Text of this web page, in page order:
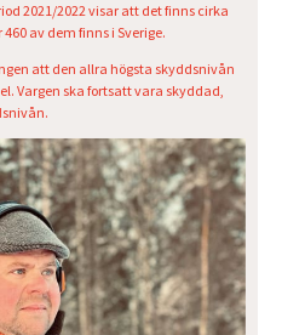
2021/2022 visar att det finns cirka
av dem finns i Sverige.
att den allra högsta skyddsnivån
Vargen ska fortsatt vara skyddad,